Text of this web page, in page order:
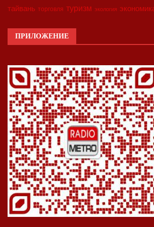
тайвань торговля туризм экология
ПРИЛОЖЕНИЕ